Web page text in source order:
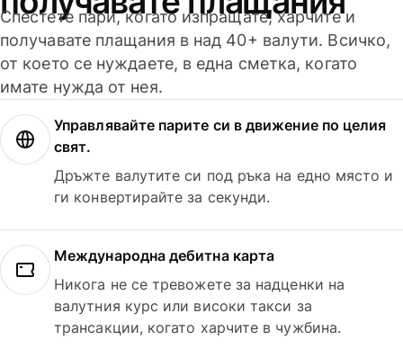
Спестете пари, когато изпращате, харчите и
получавате плащания в над 40+ валути. Всичко,
от което се нуждаете, в една сметка, когато
имате нужда от нея.
Управлявайте парите си в движение по целия
свят.
Дръжте валутите си под ръка на едно място и
ги конвертирайте за секунди.
Международна дебитна карта
Никога не се тревожете за надценки на
валутния курс или високи такси за
трансакции, когато харчите в чужбина.